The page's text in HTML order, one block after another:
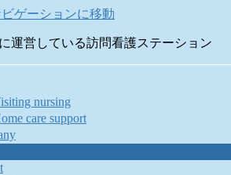
ゲーションに移動
運営している訪問看護ステーション
nursing
care support